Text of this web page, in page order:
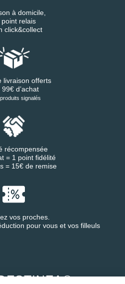
à domicile,
point relais
click&collect
livraison offerts
d’achat
signalés
récompensée
= 1 point fidélité
= 15€ de remise
vos proches.
pour vous et vos filleuls
sur